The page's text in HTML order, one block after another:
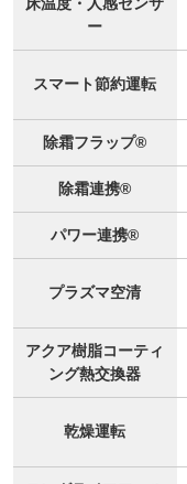
ー
スマート節約運転
除霜フラップ®
除霜連携®
パワー連携®
プラズマ空清
アクア樹脂コーティ
ング熱交換器
乾燥運転